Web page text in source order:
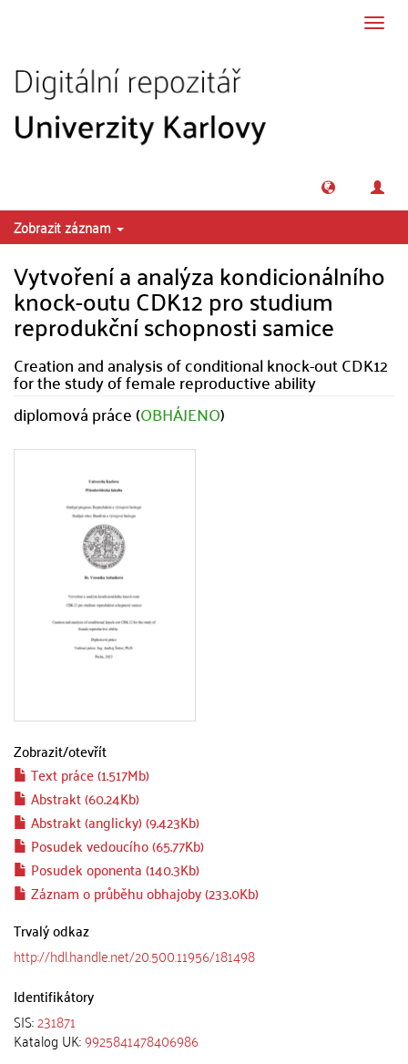
Zobrazit záznam
Vytvoření a analýza kondicionálního
knock-outu CDK12 pro studium
reprodukční schopnosti samice
Creation and analysis of conditional knock-out CDK12
for the study of female reproductive ability
diplomová práce (OBHÁJENO)
Zobrazit/otevřít
Text práce (1.517Mb)
Abstrakt (60.24Kb)
Abstrakt (anglicky) (9.423Kb)
Posudek vedoucího (65.77Kb)
Posudek oponenta (140.3Kb)
Záznam o průběhu obhajoby (233.0Kb)
Trvalý odkaz
http://hdl.handle.net/20.500.11956/181498
Identifikátory
SIS:231871
Katalog UK:9925841478406986